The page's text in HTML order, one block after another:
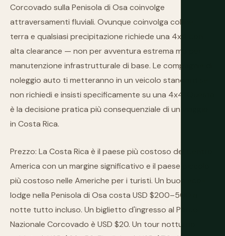
Corcovado sulla Penisola di Osa coinvolge
attraversamenti fluviali. Ovunque coinvolga colline,
terra e qualsiasi precipitazione richiede una 4x4 con
alta clearance — non per avventura estrema ma per
manutenzione infrastrutturale di base. Le compagnie di
noleggio auto ti metteranno in un veicolo standard se
non richiedi e insisti specificamente su una 4x4. Questa
è la decisione pratica più consequenziale di un viaggio
in Costa Rica.
Prezzo: La Costa Rica è il paese più costoso del Centro
America con un margine significativo e il paese piccolo
più costoso nelle Americhe per i turisti. Un buon eco-
lodge nella Penisola di Osa costa USD $200–500 a
notte tutto incluso. Un biglietto d'ingresso al Parco
Nazionale Corcovado è USD $20. Un tour notturno